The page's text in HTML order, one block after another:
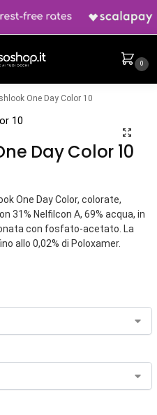
0
One Day Color 10
Day Color 10
One Day Color, colorate,
31% Nelfilcon A, 69% acqua, in
con fosfato-acetato. La
allo 0,02% di Poloxamer.